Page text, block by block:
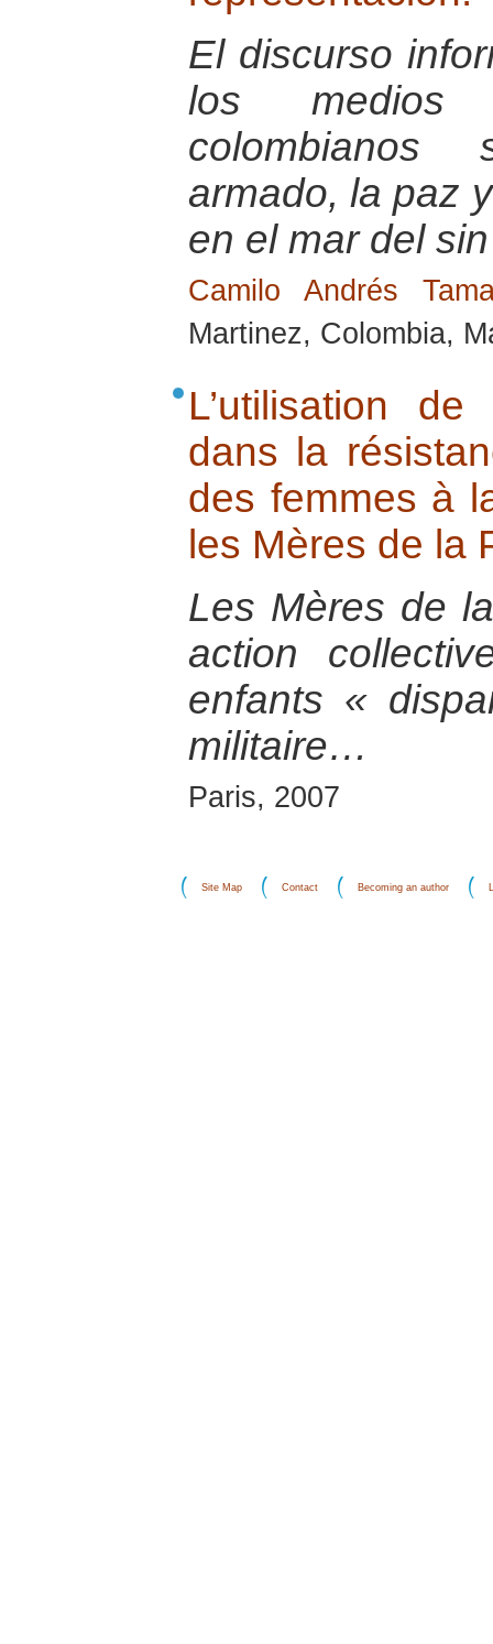
El discurso
los medios
armado, la paz
en el mar del
Camilo Andrés
Martinez, Colombia,
L’utilisation
dans la
des femmes à
les Mères de la
Les Mères de
action
enfants «
militaire…
Paris, 2007
Site Map Contact Becoming an author